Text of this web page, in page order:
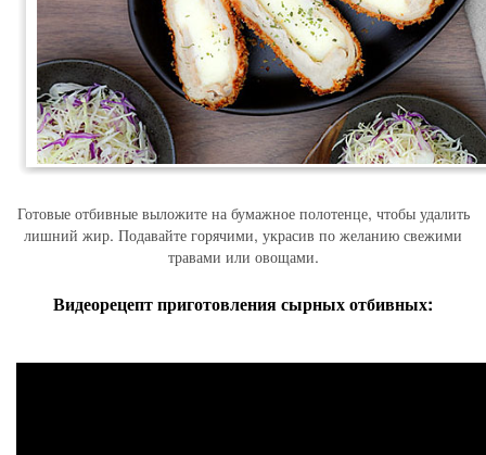
Готовые отбивные выложите на бумажное полотенце, чтобы удалить
лишний жир. Подавайте горячими, украсив по желанию свежими
травами или овощами.
Видеорецепт приготовления сырных отбивных: